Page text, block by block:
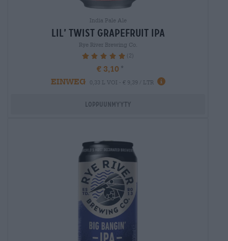
India Pale Ale
lil’ twist grapefruit ipa
Rye River Brewing Co.
100% (2)
€ 3,10
EINWEG
0,33 L VOI - € 9,39 / LTR
Loppuunmyyty